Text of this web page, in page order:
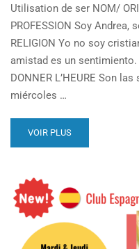
Utilisation de ser NOM/
PROFESSION Soy Andrea,
RELIGION Yo no soy
amistad es un sentimiento.
DONNER L’HEURE Son
miércoles …
VOIR PLUS